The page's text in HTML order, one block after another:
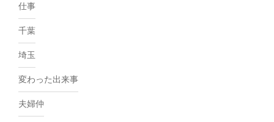
仕事
千葉
埼玉
変わった出来事
夫婦仲